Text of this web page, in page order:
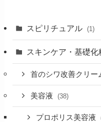
スピリチュアル (1)
スキンケア・基礎化
首のシワ改善クリー
美容液 (38)
プロポリス美容液